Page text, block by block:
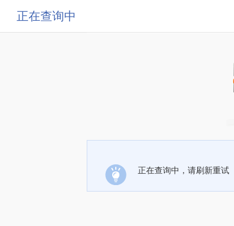
正在查询中
正在查询中，请刷新重试